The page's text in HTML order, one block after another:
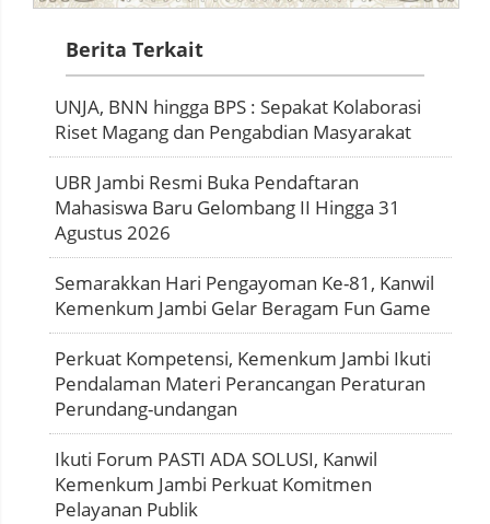
Berita Terkait
UNJA, BNN hingga BPS : Sepakat Kolaborasi
Riset Magang dan Pengabdian Masyarakat
UBR Jambi Resmi Buka Pendaftaran
Mahasiswa Baru Gelombang II Hingga 31
Agustus 2026
Semarakkan Hari Pengayoman Ke-81, Kanwil
Kemenkum Jambi Gelar Beragam Fun Game
Perkuat Kompetensi, Kemenkum Jambi Ikuti
Pendalaman Materi Perancangan Peraturan
Perundang-undangan
Ikuti Forum PASTI ADA SOLUSI, Kanwil
Kemenkum Jambi Perkuat Komitmen
Pelayanan Publik